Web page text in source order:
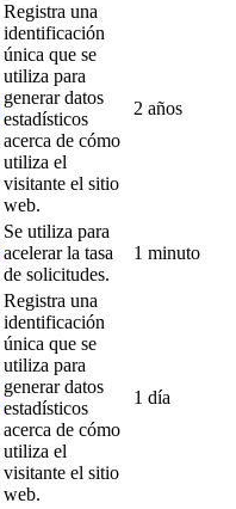
Registra una
identificación
única que se
utiliza para
generar datos
estadísticos
acerca de cómo
utiliza el
visitante el sitio
web.
2 años
Se utiliza para
acelerar la tasa
de solicitudes.
1 minuto
Registra una
identificación
única que se
utiliza para
generar datos
estadísticos
acerca de cómo
utiliza el
visitante el sitio
web.
1 día